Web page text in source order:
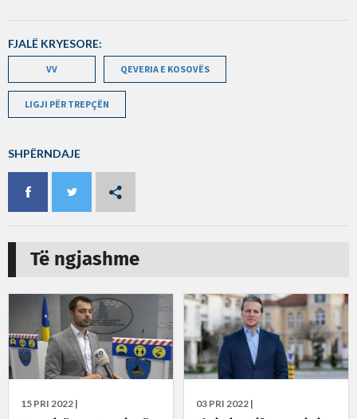
FJALË KRYESORE:
VV QEVERIA E KOSOVËS
LIGJI PËR TREPÇËN
SHPËRNDAJE
Të ngjashme
15 PRI 2022 | 03 PRI 2022 |